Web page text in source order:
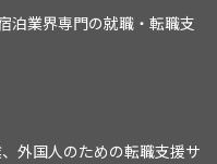
泊業界専門の就職・転職支
外国人のための転職支援サ